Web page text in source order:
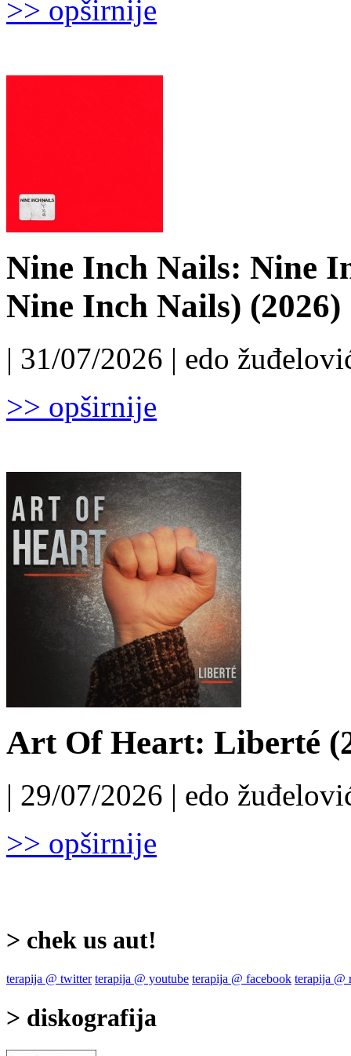
>> opširnije
Nine Inch Nails: Nine
Nine Inch Nails) (2026)
| 31/07/2026 | edo
>> opširnije
Art Of Heart: Liberté
| 29/07/2026 | edo
>> opširnije
> chek us aut!
terapija @ twitter terapija @ youtube terapija @ facebook terapija @
> diskografija